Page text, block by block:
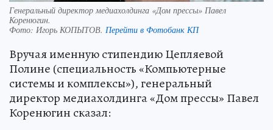
Генеральный директор медиахолдинга «Дом прессы» Павел
Коренюгин.
Фото: Игорь КОПЫТОВ. Перейти в Фотобанк КП
Вручая именную стипендию Цепляевой
Полине (специальность «Компьютерные
системы и комплексы»), генеральный
директор медиахолдинга «Дом прессы» Павел
Коренюгин сказал: